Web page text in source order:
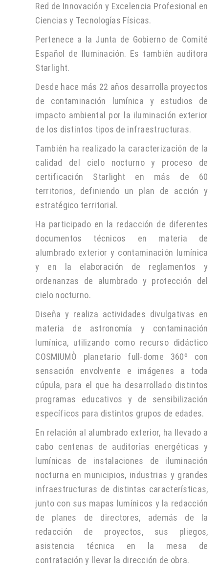
Red de Innovación y Excelencia Profesional en
Ciencias y Tecnologías Físicas.
Pertenece a la Junta de Gobierno de Comité
Español de Iluminación. Es también auditora
Starlight.
Desde hace más 22 años desarrolla proyectos
de contaminación lumínica y estudios de
impacto ambiental por la iluminación exterior
de los distintos tipos de infraestructuras.
También ha realizado la caracterización de la
calidad del cielo nocturno y proceso de
certificación Starlight en más de 60
territorios, definiendo un plan de acción y
estratégico territorial.
Ha participado en la redacción de diferentes
documentos técnicos en materia de
alumbrado exterior y contaminación lumínica
y en la elaboración de reglamentos y
ordenanzas de alumbrado y protección del
cielo nocturno.
Diseña y realiza actividades divulgativas en
materia de astronomía y contaminación
lumínica, utilizando como recurso didáctico
COSMIUMÒ planetario full-dome 360º con
sensación envolvente e imágenes a toda
cúpula, para el que ha desarrollado distintos
programas educativos y de sensibilización
específicos para distintos grupos de edades.
En relación al alumbrado exterior, ha llevado a
cabo centenas de auditorías energéticas y
lumínicas de instalaciones de iluminación
nocturna en municipios, industrias y grandes
infraestructuras de distintas características,
junto con sus mapas lumínicos y la redacción
de planes de directores, además de la
redacción de proyectos, sus pliegos,
asistencia técnica en la mesa de
contratación y llevar la dirección de obra.